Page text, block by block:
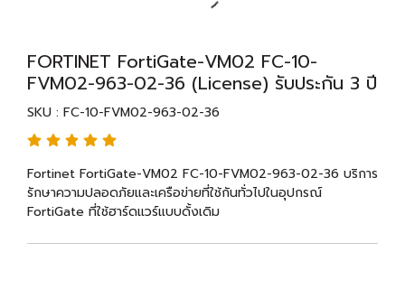
FORTINET FortiGate-VM02 FC-10-
FVM02-963-02-36 (License) รับประกัน 3 ปี
SKU : FC-10-FVM02-963-02-36
Fortinet FortiGate-VM02 FC-10-FVM02-963-02-36 บริการ
รักษาความปลอดภัยและเครือข่ายที่ใช้กันทั่วไปในอุปกรณ์
FortiGate ที่ใช้ฮาร์ดแวร์แบบดั้งเดิม